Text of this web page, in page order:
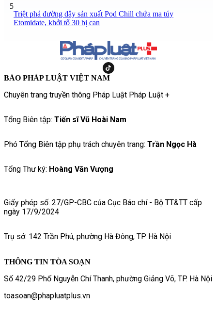
5
Triệt phá đường dây sản xuất Pod Chill chứa ma túy
Etomidate, khởi tố 30 bị can
BÁO PHÁP LUẬT VIỆT NAM
Chuyên trang truyền thông Pháp Luật Pháp Luật +
Tổng Biên tập: Tiến sĩ Vũ Hoài Nam
Phó Tổng Biên tập phụ trách chuyên trang: Trần Ngọc Hà
Tổng Thư ký: Hoàng Văn Vượng
Giấy phép số: 27/GP-CBC của Cục Báo chí - Bộ TT&TT cấp
ngày 17/9/2024
Trụ sở: 142 Trần Phú, phường Hà Đông, TP Hà Nội
THÔNG TIN TÒA SOẠN
Số 42/29 Phố Nguyễn Chí Thanh, phường Giảng Võ, TP. Hà Nội
toasoan@phapluatplus.vn